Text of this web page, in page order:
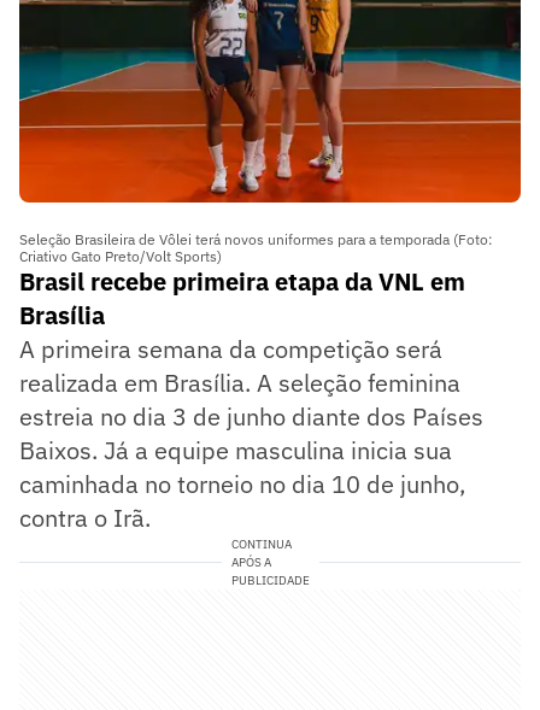
Seleção Brasileira de Vôlei terá novos uniformes para a temporada (Foto:
Criativo Gato Preto/Volt Sports)
Brasil recebe primeira etapa da VNL em
Brasília
A primeira semana da competição será
realizada em Brasília. A seleção feminina
estreia no dia 3 de junho diante dos Países
Baixos. Já a equipe masculina inicia sua
caminhada no torneio no dia 10 de junho,
contra o Irã.
CONTINUA
APÓS A
PUBLICIDADE